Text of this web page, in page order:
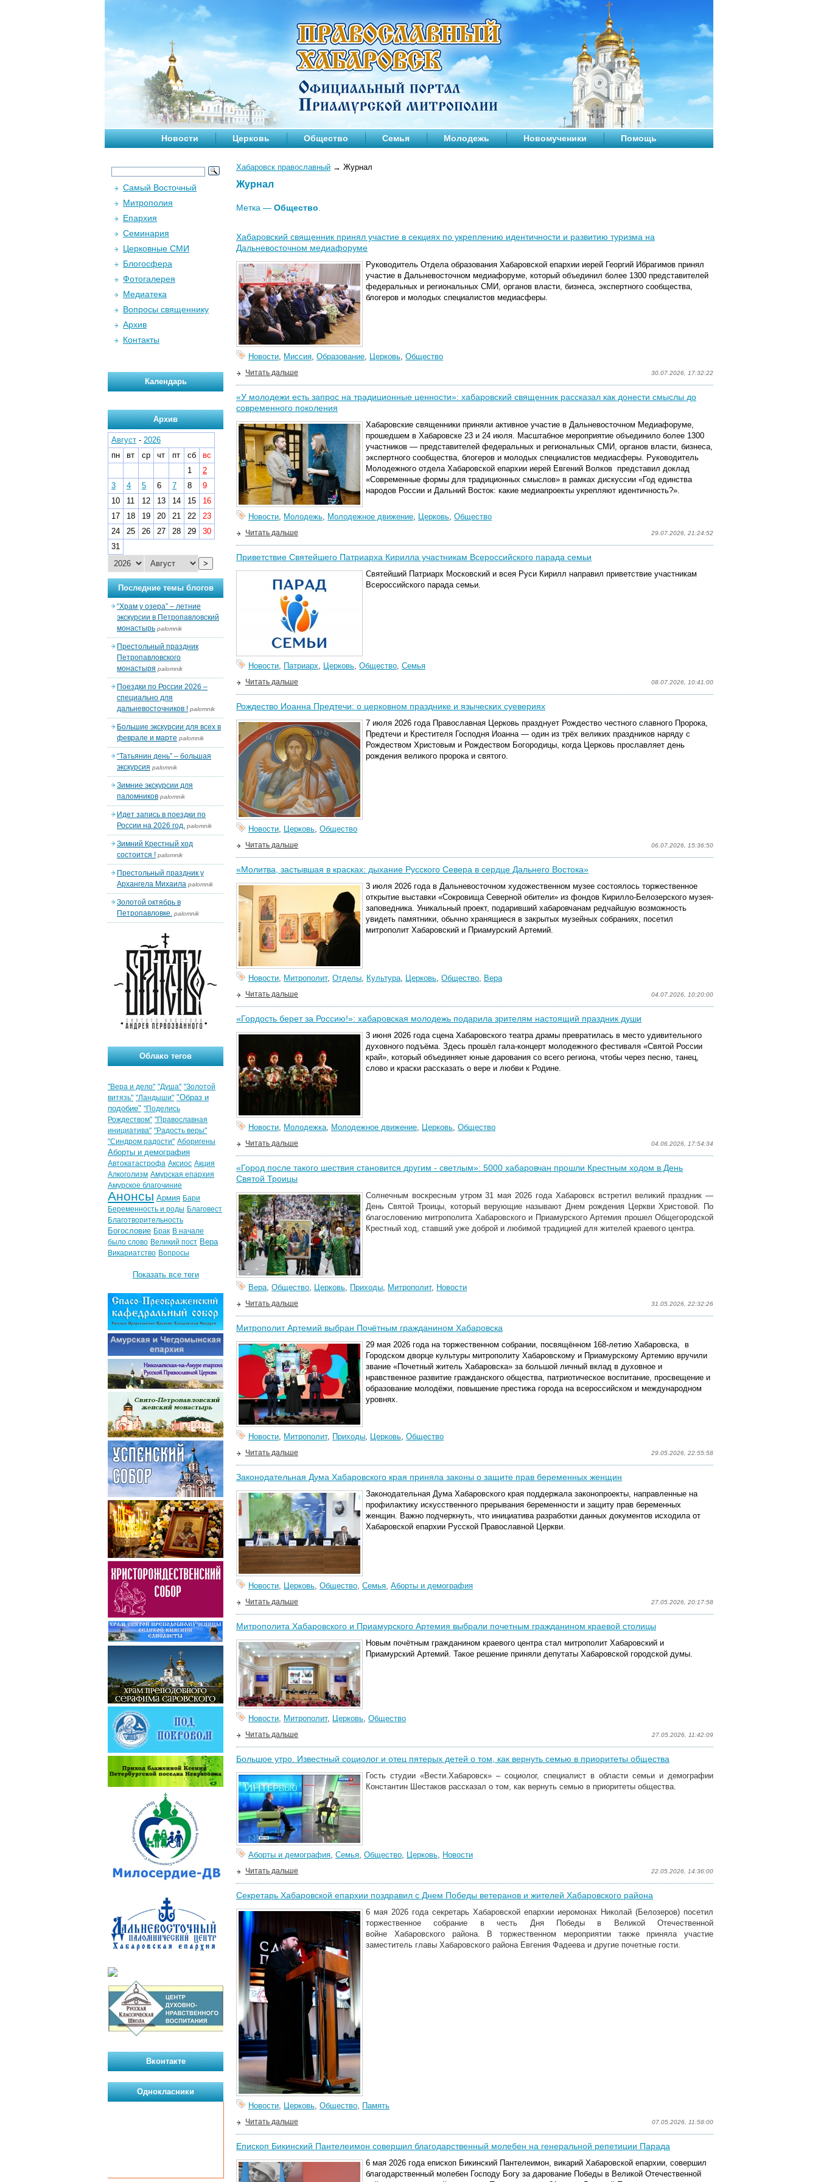
Новости Церковь Общество Семья Молодежь Новомученики Помощь
Хабаровск православный → Журнал
Журнал
Метка — Общество
Хабаровский священник принял участие в секциях по укреплению идентичности и развитию туризма на
Дальневосточном медиафоруме
Руководитель Отдела образования Хабаровской епархии иерей Георгий Ибрагимов принял
участие в Дальневосточном медиафоруме, который объединил более 1300 представителей
федеральных и региональных СМИ, органов власти, бизнеса, экспертного сообщества,
блогеров и молодых специалистов медиасферы.
Новости, Миссия, Образование, Церковь, Общество
30.07.2026, 17:32:22
Читать дальше
«У молодежи есть запрос на традиционные ценности»: хабаровский священник рассказал как донести смыслы до
современного поколения
Хабаровские священники приняли активное участие в Дальневосточном Медиафоруме,
прошедшем в Хабаровске 23 и 24 июля. Масштабное мероприятие объединило более 1300
участников — представителей федеральных и региональных СМИ, органов власти, бизнеса,
экспертного сообщества, блогеров и молодых специалистов медиасферы. Руководитель
Молодежного отдела Хабаровской епархии иерей Евгений Волков представил доклад
«Современные формы для традиционных смыслов» в рамках дискуссии «Год единства
народов России и Дальний Восток: какие медиапроекты укрепляют идентичность?».
Новости, Молодежь, Молодежное движение, Церковь, Общество
29.07.2026, 21:24:52
Читать дальше
Приветствие Святейшего Патриарха Кирилла участникам Всероссийского парада семьи
Святейший Патриарх Московский и всея Руси Кирилл направил приветствие участникам
Всероссийского парада семьи.
Новости, Патриарх, Церковь, Общество, Семья
08.07.2026, 10:41:00
Читать дальше
Рождество Иоанна Предтечи: о церковном празднике и языческих суевериях
7 июля 2026 года Православная Церковь празднует Рождество честного славного Пророка,
Предтечи и Крестителя Господня Иоанна — один из трёх великих праздников наряду с
Рождеством Христовым и Рождеством Богородицы, когда Церковь прославляет день
рождения великого пророка и святого.
Новости, Церковь, Общество
06.07.2026, 15:36:50
Читать дальше
«Молитва, застывшая в красках: дыхание Русского Севера в сердце Дальнего Востока»
3 июля 2026 года в Дальневосточном художественном музее состоялось торжественное
открытие выставки «Сокровища Северной обители» из фондов Кирилло-Белозерского музея-
заповедника. Уникальный проект, подаривший хабаровчанам редчайшую возможность
увидеть памятники, обычно хранящиеся в закрытых музейных собраниях, посетил
митрополит Хабаровский и Приамурский Артемий.
Новости, Митрополит, Отделы, Культура, Церковь, Общество, Вера
04.07.2026, 10:20:00
Читать дальше
«Гордость берет за Россию!»: хабаровская молодежь подарила зрителям настоящий праздник души
3 июня 2026 года сцена Хабаровского театра драмы превратилась в место удивительного
духовного подъёма. Здесь прошёл гала-концерт молодежного фестиваля «Святой России
край», который объединяет юные дарования со всего региона, чтобы через песню, танец,
слово и краски рассказать о вере и любви к Родине.
Новости, Молодежка, Молодежное движение, Церковь, Общество
04.06.2026, 17:54:34
Читать дальше
«Город после такого шествия становится другим - светлым»: 5000 хабаровчан прошли Крестным ходом в День
Святой Троицы
Солнечным воскресным утром 31 мая 2026 года Хабаровск встретил великий праздник —
День Святой Троицы, который верующие называют Днем рождения Церкви Христовой. По
благословению митрополита Хабаровского и Приамурского Артемия прошел Общегородской
Крестный ход, ставший уже доброй и любимой традицией для жителей краевого центра.
Вера, Общество, Церковь, Приходы, Митрополит, Новости
31.05.2026, 22:32:26
Читать дальше
Митрополит Артемий выбран Почётным гражданином Хабаровска
29 мая 2026 года на торжественном собрании, посвящённом 168-летию Хабаровска, в
Городском дворце культуры митрополиту Хабаровскому и Приамурскому Артемию вручили
звание «Почетный житель Хабаровска» за большой личный вклад в духовное и
нравственное развитие гражданского общества, патриотическое воспитание, просвещение и
образование молодёжи, повышение престижа города на всероссийском и международном
уровнях.
Новости, Митрополит, Приходы, Церковь, Общество
29.05.2026, 22:55:58
Читать дальше
Законодательная Дума Хабаровского края приняла законы о защите прав беременных женщин
Законодательная Дума Хабаровского края поддержала законопроекты, направленные на
профилактику искусственного прерывания беременности и защиту прав беременных
женщин. Важно подчеркнуть, что инициатива разработки данных документов исходила от
Хабаровской епархии Русской Православной Церкви.
Новости, Церковь, Общество, Семья, Аборты и демография
27.05.2026, 20:17:58
Читать дальше
Митрополита Хабаровского и Приамурского Артемия выбрали почетным гражданином краевой столицы
Новым почётным гражданином краевого центра стал митрополит Хабаровский и
Приамурский Артемий. Такое решение приняли депутаты Хабаровской городской думы.
Новости, Митрополит, Церковь, Общество
27.05.2026, 11:42:09
Читать дальше
Большое утро. Известный социолог и отец пятерых детей о том, как вернуть семью в приоритеты общества
Гость студии «Вести.Хабаровск» – социолог, специалист в области семьи и демографии
Константин Шестаков рассказал о том, как вернуть семью в приоритеты общества.
Аборты и демография, Семья, Общество, Церковь, Новости
22.05.2026, 14:36:00
Читать дальше
Секретарь Хабаровской епархии поздравил с Днем Победы ветеранов и жителей Хабаровского района
6 мая 2026 года секретарь Хабаровской епархии иеромонах Николай (Белозеров) посетил
торжественное собрание в честь Дня Победы в Великой Отечественной
войне Хабаровского района. В торжественном мероприятии также приняла участие
заместитель главы Хабаровского района Евгения Фадеева и другие почетные гости.
Новости, Церковь, Общество, Память
07.05.2026, 11:58:00
Читать дальше
Епископ Бикинский Пантелеимон совершил благодарственный молебен на генеральной репетиции Парада
6 мая 2026 года епископ Бикинский Пантелеимон, викарий Хабаровской епархии, совершил
благодарственный молебен Господу Богу за дарование Победы в Великой Отечественной
Самый Восточный
Митрополия
Епархия
Семинария
Церковные СМИ
Блогосфера
Фотогалерея
Медиатека
Вопросы священнику
Архив
Контакты
Календарь
Архив
Август - 2026
пн
вт ср чт пт сб
вс
1
2
3
4 5 6 7 8
9
10
11 12 13 14 15
16
17
18 19 20 21 22
23
24
25 26 27 28 29
30
31
>
Последние темы блогов
“Храм у озера” – летние
экскурсии в Петропавловский
монастырь palomnik
Престольный праздник
Петропавловского
монастыря palomnik
Поездки по России 2026 –
специально для
дальневосточников ! palomnik
Большие экскурсии для всех в
феврале и марте palomnik
“Татьянин день” – большая
экскурсия palomnik
Зимние экскурсии для
паломников palomnik
Идет запись в поездки по
России на 2026 год. palomnik
Зимний Крестный ход
состоится ! palomnik
Престольный праздник у
Архангела Михаила palomnik
Золотой октябрь в
Петропавловке. palomnik
Облако тегов
"Вера и дело" "Душа" "Золотой
витязь" "Ландыши" "Образ и
подобие" "Поделись
Рождеством" "Православная
инициатива" "Радость веры"
"Синдром радости" Аборигены
Аборты и демография
Автокатастрофа Аксиос Акция
Алкоголизм Амурская епархия
Амурское благочиние
Анонсы Армия Бари
Беременность и роды Благовест
Благотворительность
Богословие Брак В начале
было слово Великий пост Вера
Викариатство Вопросы
Показать все теги
Вконтакте
Однокласники